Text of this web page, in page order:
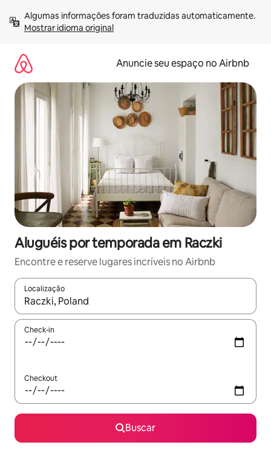
para
Mostrar idioma original
Anuncie seu espaço no Airbnb
Aluguéis por temporada em Raczki
Encontre e reserve lugares incríveis no Airbnb
Localização
Quando os resultados estiverem disponíveis, explore-os
Check-in
Checkout
Buscar